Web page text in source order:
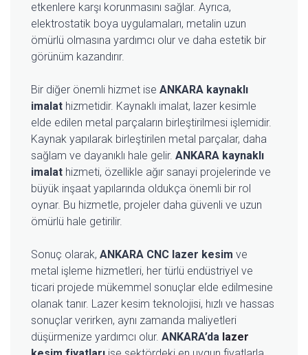
etkenlere karşı korunmasını sağlar. Ayrıca,
elektrostatik boya uygulamaları, metalin uzun
ömürlü olmasına yardımcı olur ve daha estetik bir
görünüm kazandırır.
Bir diğer önemli hizmet ise ANKARA kaynaklı
imalat hizmetidir. Kaynaklı imalat, lazer kesimle
elde edilen metal parçaların birleştirilmesi işlemidir.
Kaynak yapılarak birleştirilen metal parçalar, daha
sağlam ve dayanıklı hale gelir. ANKARA kaynaklı
imalat hizmeti, özellikle ağır sanayi projelerinde ve
büyük inşaat yapılarında oldukça önemli bir rol
oynar. Bu hizmetle, projeler daha güvenli ve uzun
ömürlü hale getirilir.
Sonuç olarak, ANKARA CNC lazer kesim ve
metal işleme hizmetleri, her türlü endüstriyel ve
ticari projede mükemmel sonuçlar elde edilmesine
olanak tanır. Lazer kesim teknolojisi, hızlı ve hassas
sonuçlar verirken, aynı zamanda maliyetleri
düşürmenize yardımcı olur. ANKARA’da lazer